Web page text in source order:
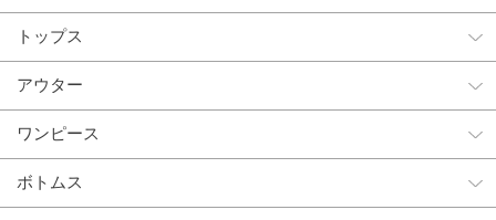
トップス
アウター
ワンピース
ボトムス